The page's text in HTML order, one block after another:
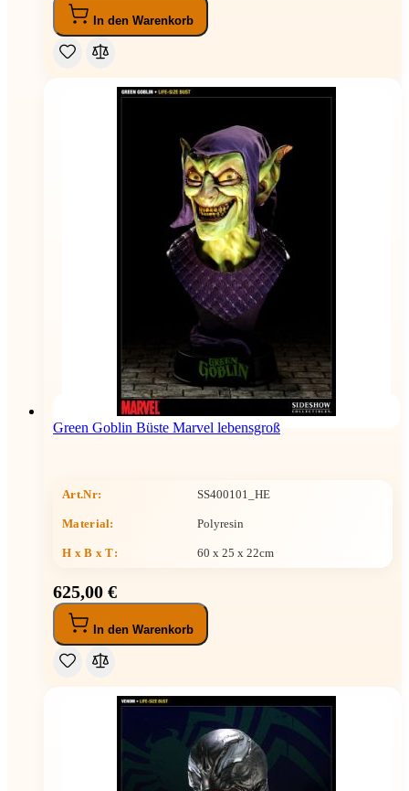
In den Warenkorb
Green Goblin Büste Marvel lebensgroß
Art.Nr: SS400101_HE
Material: Polyresin
H x B x T: 60 x 25 x 22cm
625,00 €
In den Warenkorb